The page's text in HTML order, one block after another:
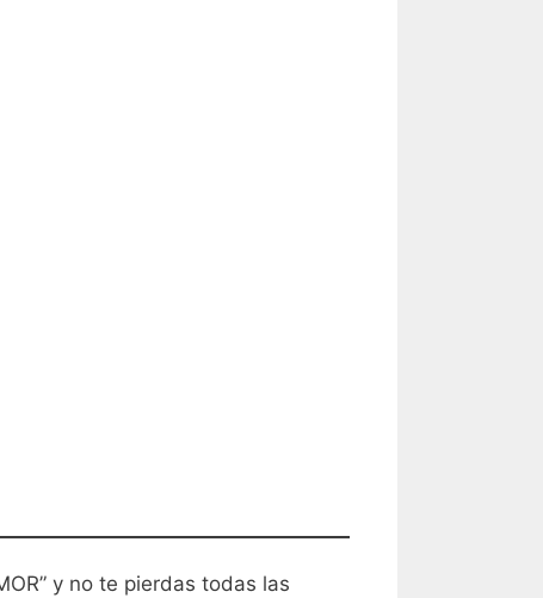
y no te pierdas todas las